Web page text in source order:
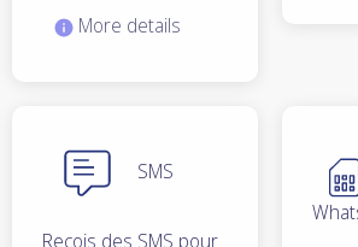
More details
SMS
Reçois des SMS pour